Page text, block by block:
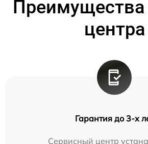
Преимущества
центра
Гарантия до 3-х
Сервисный центр